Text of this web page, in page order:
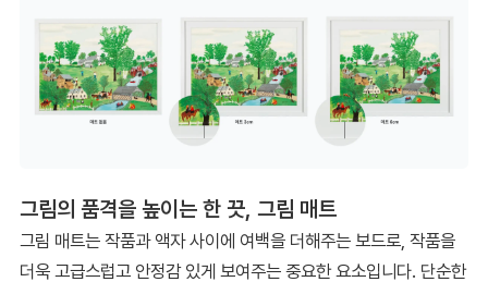
그림의 품격을 높이는 한 끗, 그림 매트
그림 매트는 작품과 액자 사이에 여백을 더해주는 보드로, 작품을
더욱 고급스럽고 안정감 있게 보여주는 중요한 요소입니다. 단순한